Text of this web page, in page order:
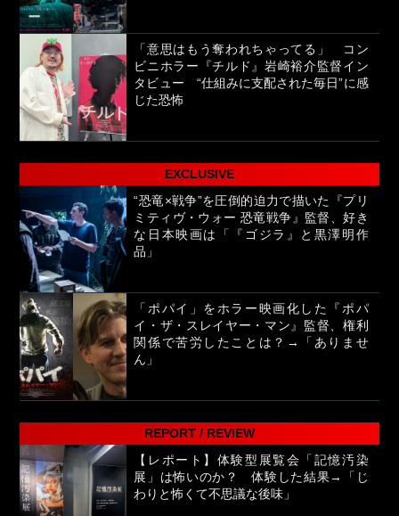
「意思はもう奪われちゃってる」 コン
ビニホラー『チルド』岩崎裕介監督イン
タビュー “仕組みに支配された毎日”に感
じた恐怖
EXCLUSIVE
“恐竜×戦争”を圧倒的迫力で描いた『プリ
ミティヴ・ウォー 恐竜戦争』監督、好き
な日本映画は「『ゴジラ』と黒澤明作
品」
「ポパイ」をホラー映画化した『ポパ
イ・ザ・スレイヤー・マン』監督、権利
関係で苦労したことは？→「ありませ
ん」
REPORT / REVIEW
【レポート】体験型展覧会「記憶汚染
展」は怖いのか？ 体験した結果→「じ
わりと怖くて不思議な後味」